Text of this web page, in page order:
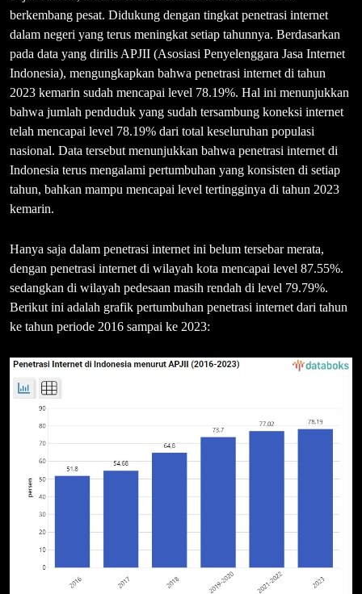
berkembang pesat. Didukung dengan tingkat penetrasi internet
dalam negeri yang terus meningkat setiap tahunnya. Berdasarkan
pada data yang dirilis APJII (Asosiasi Penyelenggara Jasa Internet
Indonesia), mengungkapkan bahwa penetrasi internet di tahun
2023 kemarin sudah mencapai level 78.19%. Hal ini menunjukkan
bahwa jumlah penduduk yang sudah tersambung koneksi internet
telah mencapai level 78.19% dari total keseluruhan populasi
nasional. Data tersebut menunjukkan bahwa penetrasi internet di
Indonesia terus mengalami pertumbuhan yang konsisten di setiap
tahun, bahkan mampu mencapai level tertingginya di tahun 2023
kemarin.
Hanya saja dalam penetrasi internet ini belum tersebar merata,
dengan penetrasi internet di wilayah kota mencapai level 87.55%.
sedangkan di wilayah pedesaan masih rendah di level 79.79%.
Berikut ini adalah grafik pertumbuhan penetrasi internet dari tahun
ke tahun periode 2016 sampai ke 2023: